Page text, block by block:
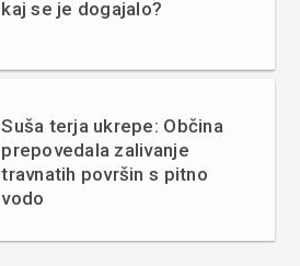
kaj se je dogajalo?
Suša terja ukrepe: Občina
prepovedala zalivanje
travnatih površin s pitno
vodo